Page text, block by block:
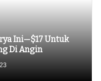
Ini—$17 Untuk
Di Angin